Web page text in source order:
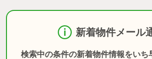
新着物件メール
検索中の条件の新着物件情報をいち